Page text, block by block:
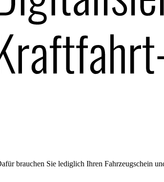
brauchen Sie lediglich Ihren Fahrzeugschein